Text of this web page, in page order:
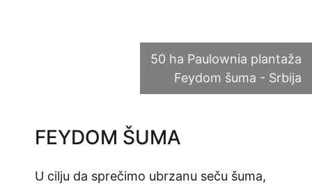
50 ha Paulownia plantaža
Feydom šuma - Srbija
FEYDOM ŠUMA
U cilju da sprečimo ubrzanu seču šuma,